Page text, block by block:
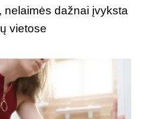
nelaimės dažnai įvyksta
vietose